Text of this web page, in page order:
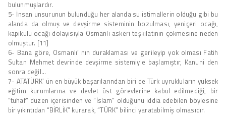
bulunmuşlardır.
5- İnsan unsurunun bulunduğu her alanda suiistimallerin olduğu gibi bu
alanda da olmuş ve devşirme sisteminin bozulması, yeniçeri ocağı,
kapıkulu ocağı dolayısıyla Osmanlı askeri teşkilatının çökmesine neden
olmuştur. [11]
6- Bana göre, Osmanlı’ nın duraklaması ve gerileyip yok olması Fatih
Sultan Mehmet devrinde devşirme sistemiyle başlamıştır, Kanuni den
sonra değil…
7- ATATÜRK’ ün en büyük başarılarından biri de Türk uyrukluların yüksek
eğitim kurumlarına ve devlet üst görevlerine kabul edilmediği, bir
“tuhaf” düzen içerisinden ve “İslam” olduğunu iddia edebilen böylesine
bir yıkıntıdan “BİRLİK” kurarak, “TÜRK” bilinci yaratabilmiş olmasıdır.